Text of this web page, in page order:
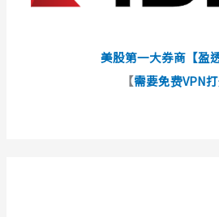
美股第一大券商【盈
【需要免费VPN